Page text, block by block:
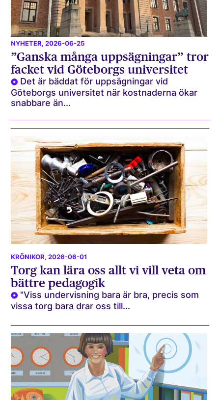
NYHETER, 2026-06-25
”Ganska många uppsägningar” tror
facket vid Göteborgs universitet
Det är bäddat för uppsägningar vid
Göteborgs universitet när kostnaderna ökar
snabbare än...
KRÖNIKOR, 2026-06-01
Torg kan lära oss allt vi vill veta om
bättre pedagogik
"Viss undervisning bara är bra, precis som
vissa torg bara drar oss till...